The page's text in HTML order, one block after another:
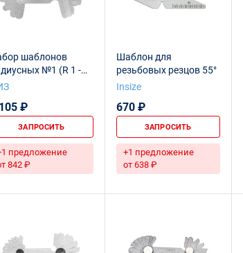
шаблонов
№1 (R 1 -
ЧИЗ
₽
ЗАПРОСИТЬ
предложение
842 ₽
Шаблон для
резьбовых резцов 55°
Insize
670 ₽
ЗАПРОСИТЬ
+1 предложение
от 638 ₽